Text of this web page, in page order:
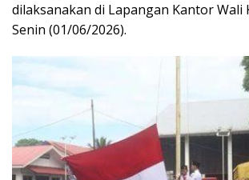
dilaksanakan di Lapangan Kantor Wali
Senin (01/06/2026).